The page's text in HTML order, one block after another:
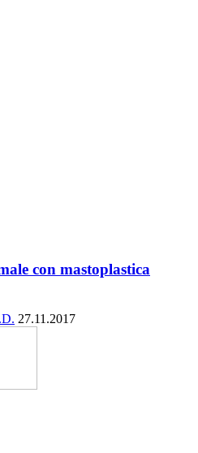
con mastoplastica
27.11.2017